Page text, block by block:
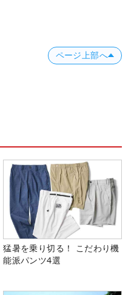
ページ上部へ
猛暑を乗り切る！ こだわり機
能派パンツ4選